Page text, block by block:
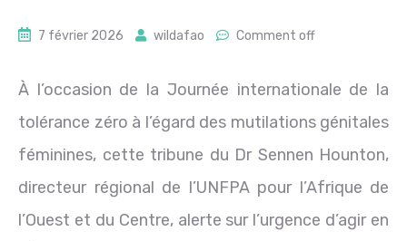
7 février 2026 wildafao Comment off
À l’occasion de la Journée internationale de la
tolérance zéro à l’égard des mutilations génitales
féminines, cette tribune du Dr Sennen Hounton,
directeur régional de l’UNFPA pour l’Afrique de
l’Ouest et du Centre, alerte sur l’urgence d’agir en